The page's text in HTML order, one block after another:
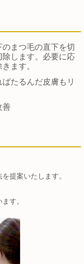
まつ毛の直下を切
します。必要に応
ます。
たるんだ皮膚もリ
善
提案いたします。
す。